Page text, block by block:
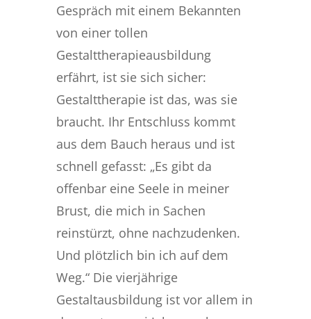
Gespräch mit einem Bekannten
von einer tollen
Gestalttherapieausbildung
erfährt, ist sie sich sicher:
Gestalttherapie ist das, was sie
braucht. Ihr Entschluss kommt
aus dem Bauch heraus und ist
schnell gefasst: „Es gibt da
offenbar eine Seele in meiner
Brust, die mich in Sachen
reinstürzt, ohne nachzudenken.
Und plötzlich bin ich auf dem
Weg.“ Die vierjährige
Gestaltausbildung ist vor allem in